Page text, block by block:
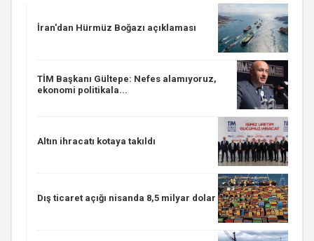
İran'dan Hürmüz Boğazı açıklaması
TİM Başkanı Gültepe: Nefes alamıyoruz,
ekonomi politikala...
Altın ihracatı kotaya takıldı
Dış ticaret açığı nisanda 8,5 milyar dolar